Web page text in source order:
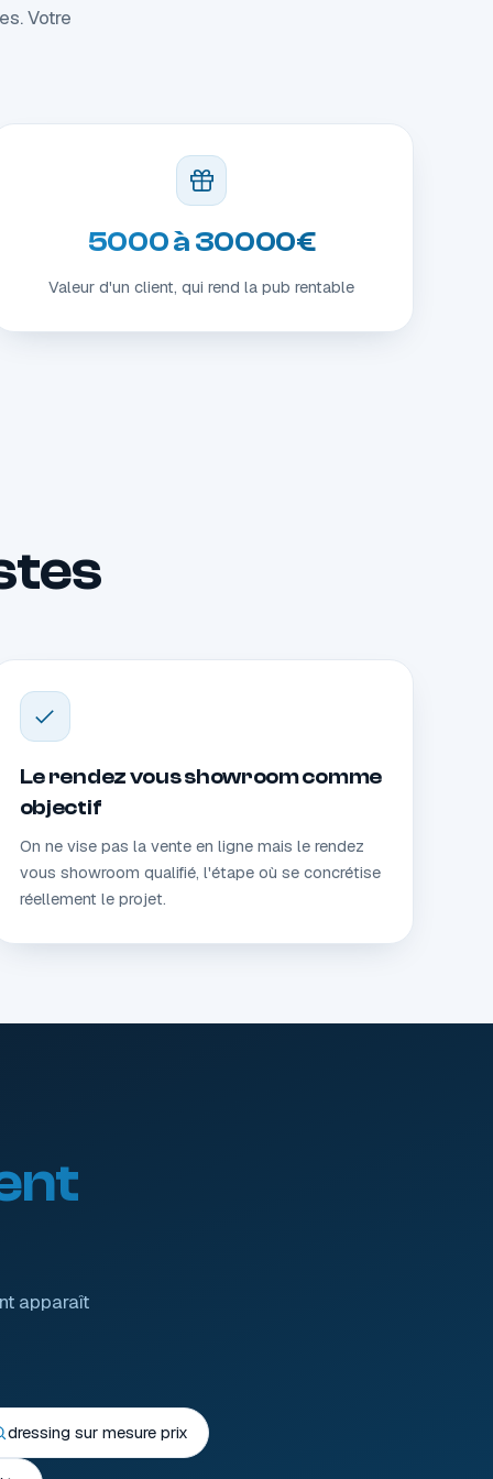
Votre
5000 à 30000€
Valeur d'un client, qui rend la pub rentable
Le rendez vous showroom comme
objectif
On ne vise pas la vente en ligne mais le rendez
vous showroom qualifié, l'étape où se concrétise
réellement le projet.
apparaît
dressing sur mesure prix